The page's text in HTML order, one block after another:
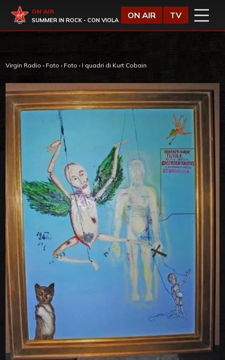
Virgin Radio
ON AIR
SUMMER IN ROCK - CON VIOLA
ON AIR TV
Virgin Radio › Foto › Foto › I quadri di Kurt Cobain